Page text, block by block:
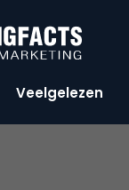
Veelgelezen